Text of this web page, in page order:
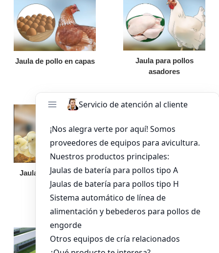
Jaula de pollo en capas
Jaula para pollos
asadores
Jaula de pollo pollita
Bandeja de
alimentación para
pollos de engorde